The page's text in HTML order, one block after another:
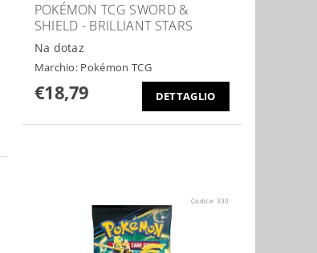
POKÉMON TCG SWORD &
SHIELD - BRILLIANT STARS
Na dotaz
Marchio: Pokémon TCG
€18,79 DETTAGLIO
Codice: 330